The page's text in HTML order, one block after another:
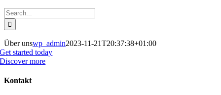
Search
for:
Über unswp_admin2023-11-21T20:37:38+01:00
Get started today
Discover more
Kontakt